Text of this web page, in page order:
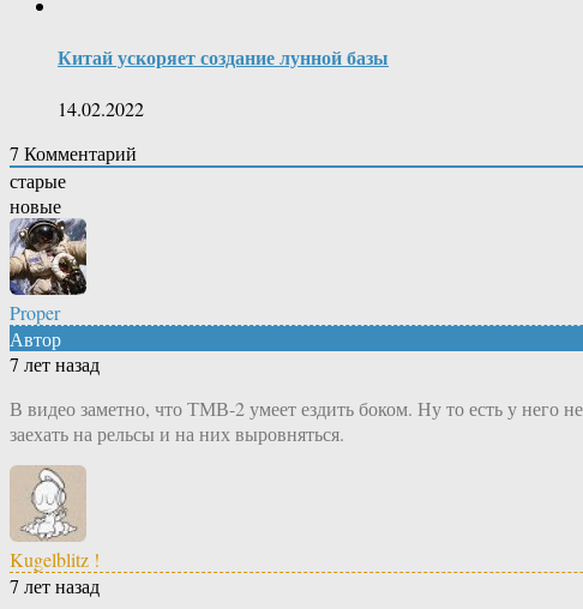
Китай ускоряет создание лунной базы
14.02.2022
7 Комментарий
старые
новые
Proper
Автор
7 лет назад
В видео заметно, что ТМВ-2 умеет ездить боком. Ну то есть у него
заехать на рельсы и на них выровняться.
Kugelblitz !
7 лет назад